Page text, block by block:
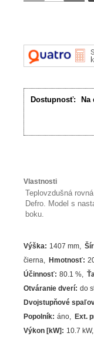
Dostupnosť: Na
Vlastnosti
Teplovzdušná
Defro. Model s
boku.
Výška: 1407 mm
čierna
Hmotnosť:
Účinnosť: 80.1%
Otváranie dverí: do
Dvojstupňové
Popolník: áno Ext.
Výkon [kW] : 10.7 kW